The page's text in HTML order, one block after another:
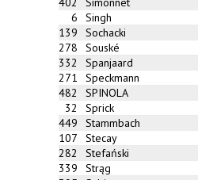
6
Singh
139
Sochacki
278
Souské
332
Spanjaard
271
Speckmann
482
SPINOLA
32
Sprick
449
Stammbach
107
Stecay
282
Stefański
339
Strąg